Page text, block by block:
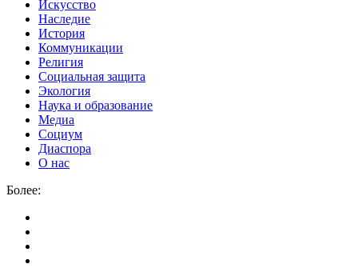
Искусство
Наследие
История
Коммуникации
Религия
Социальная защита
Экология
Наука и образование
Медиа
Социум
Диаспора
О нас
Более: